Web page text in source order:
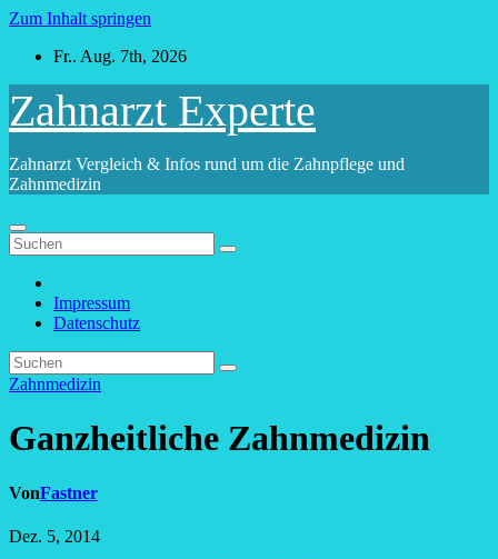
Zum Inhalt springen
Fr.. Aug. 7th, 2026
Zahnarzt Experte
Zahnarzt Vergleich & Infos rund um die Zahnpflege und
Zahnmedizin
Impressum
Datenschutz
Zahnmedizin
Ganzheitliche Zahnmedizin
VonFastner
Dez. 5, 2014